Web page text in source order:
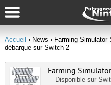
Accueil › News › Farming Simulator
débarque sur Switch 2
Farming
Disponible sur